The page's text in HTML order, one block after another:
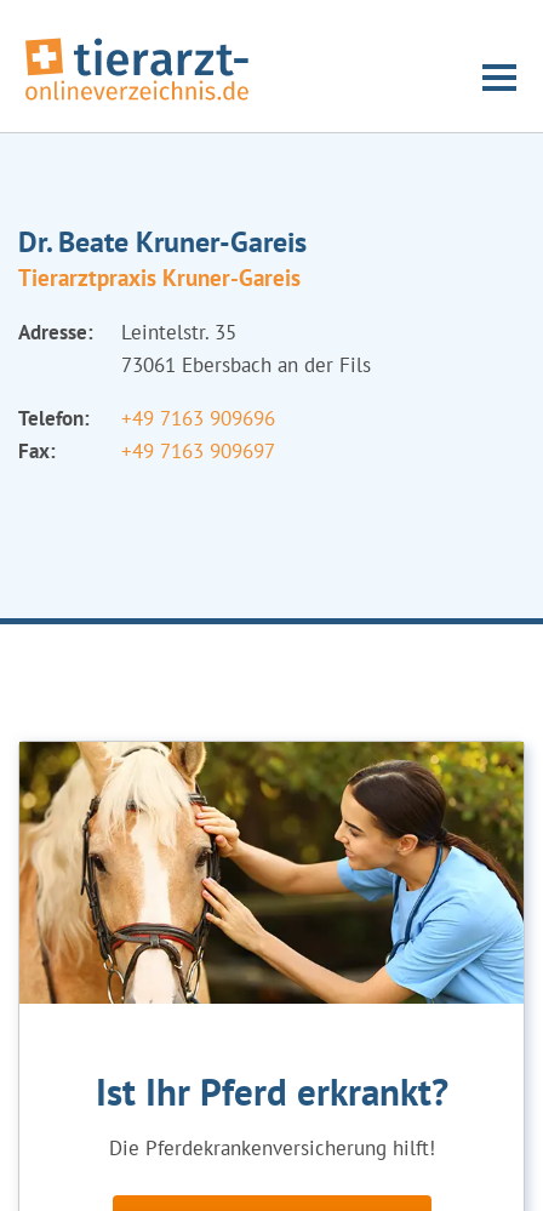
Dr. Beate Kruner-Gareis
Tierarztpraxis Kruner-Gareis
Adresse:
Leintelstr. 35
73061 Ebersbach an der Fils
Telefon:
+49 7163 909696
Fax:
+49 7163 909697
Ist Ihr Pferd erkrankt?
Die Pferdekrankenversicherung hilft!